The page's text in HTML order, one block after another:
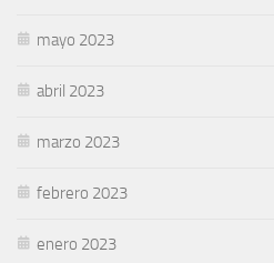
mayo 2023
abril 2023
marzo 2023
febrero 2023
enero 2023